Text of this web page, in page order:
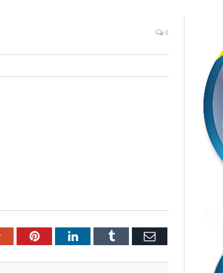
0
Google+PinterestLinkedInTumblr Email